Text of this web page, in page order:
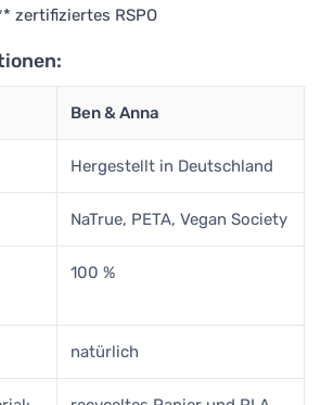
zertifiziertes RSPO
Ben & Anna
Hergestellt in Deutschland
NaTrue, PETA, Vegan Society
100 %
natürlich